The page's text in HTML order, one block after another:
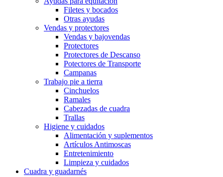
Filetes y bocados
Otras ayudas
Vendas y protectores
Vendas y bajovendas
Protectores
Protectores de Descanso
Potectores de Transporte
Campanas
Trabajo pie a tierra
Cinchuelos
Ramales
Cabezadas de cuadra
Trallas
Higiene y cuidados
Alimentación y suplementos
Artículos Antimoscas
Entretenimiento
Limpieza y cuidados
Cuadra y guadarnés